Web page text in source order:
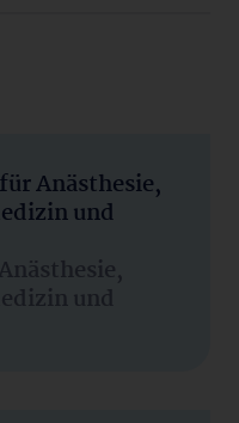
Anästhesie,
und
und